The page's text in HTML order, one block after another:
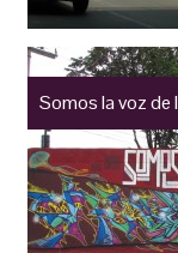
Somos la voz de